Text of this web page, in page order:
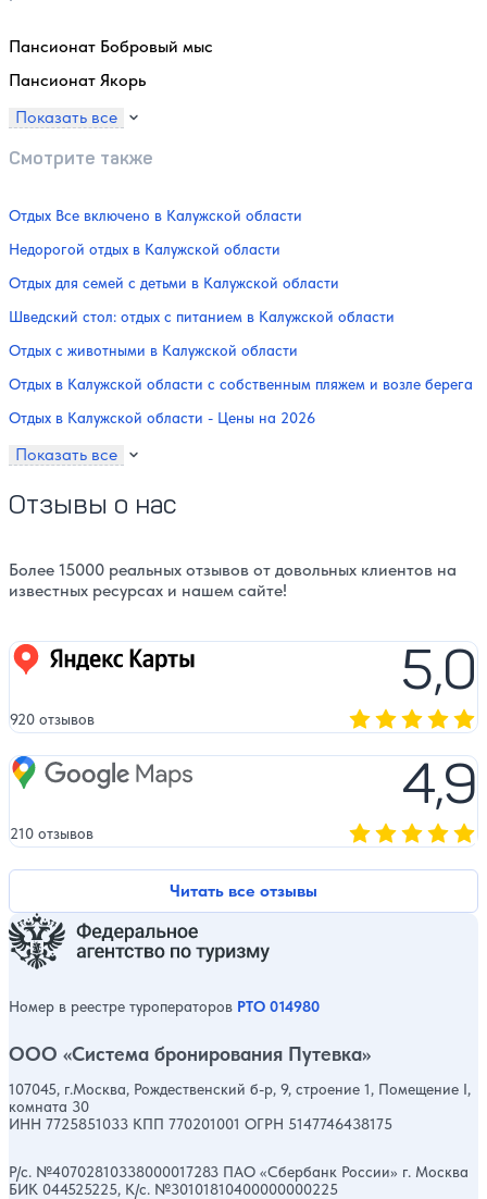
Пансионат Бобровый мыс
Пансионат Якорь
Показать все
Смотрите также
Отдых Все включено в Калужской области
Недорогой отдых в Калужской области
Отдых для семей с детьми в Калужской области
Шведский стол: отдых с питанием в Калужской области
Отдых с животными в Калужской области
Отдых в Калужской области с собственным пляжем и возле берега
Отдых в Калужской области - Цены на 2026
Показать все
Отзывы о нас
Более 15000 реальных отзывов от довольных клиентов на
известных ресурсах и нашем сайте!
Читать все отзывы
Яндекс карты 5,0
920 отзывов
Google Maps 4,9
210 отзывов
Номер в реестре туроператоров РТО 014980
ООО «Система бронирования Путевка»
107045, г.Москва, Рождественский б-р, 9, строение 1, Помещение I,
комната 30
ИНН 7725851033 КПП 770201001 ОГРН 5147746438175
Р/с. №40702810338000017283 ПАО «Сбербанк России» г. Москва
БИК 044525225, К/с. №30101810400000000225